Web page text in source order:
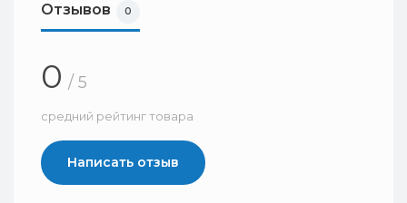
Отзывов 0
0 / 5
средний рейтинг товара
Написать отзыв